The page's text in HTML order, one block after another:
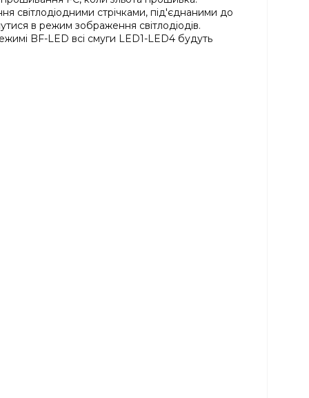
світлодіодними стрічками, під'єднаними до
в режим зображення світлодіодів.
BF-LED всі смуги LED1-LED4 будуть